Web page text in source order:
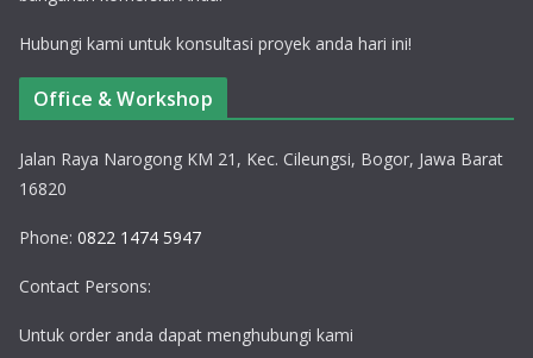
Hubungi kami untuk konsultasi proyek anda hari ini!
Office & Workshop
Jalan Raya Narogong KM 21, Kec. Cileungsi, Bogor, Jawa Barat
16820
Phone: 0822 1474 5947
Contact Persons:
Untuk order anda dapat menghubungi kami